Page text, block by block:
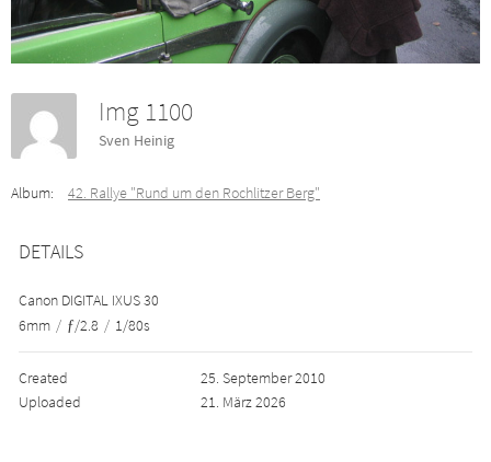
Img 1100
Sven Heinig
Album: 42. Rallye "Rund um den Rochlitzer Berg"
DETAILS
Canon DIGITAL IXUS 30
6mm / ƒ/2.8 / 1/80s
Created
25. September 2010
Uploaded
21. März 2026